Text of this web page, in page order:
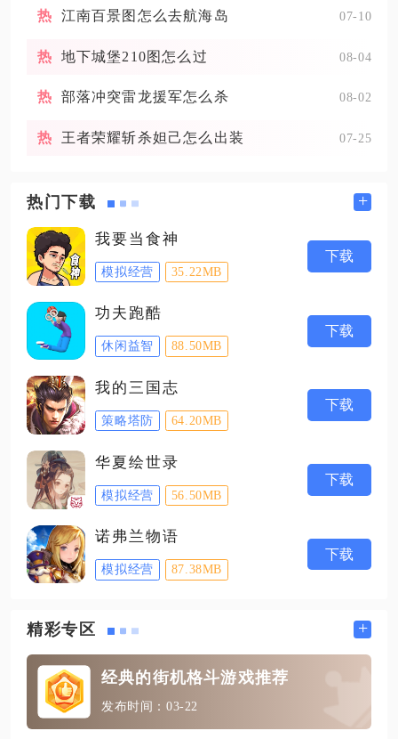
江南百景图怎么去航海岛 07-10
地下城堡210图怎么过 08-04
部落冲突雷龙援军怎么杀 08-02
王者荣耀斩杀妲己怎么出装 07-25
热门下载 +
我要当食神
模拟经营 35.22MB
下载
功夫跑酷
休闲益智 88.50MB
下载
我的三国志
策略塔防 64.20MB
下载
华夏绘世录
模拟经营 56.50MB
下载
诺弗兰物语
模拟经营 87.38MB
下载
精彩专区 +
经典的街机格斗游戏推荐
发布时间：03-22